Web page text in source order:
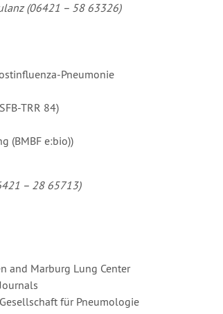
(06421 – 58 63326)
Pneumonie
TRR 84)
(BMBF e:bio))
– 28 65713)
and Marburg Lung Center
für Pneumologie